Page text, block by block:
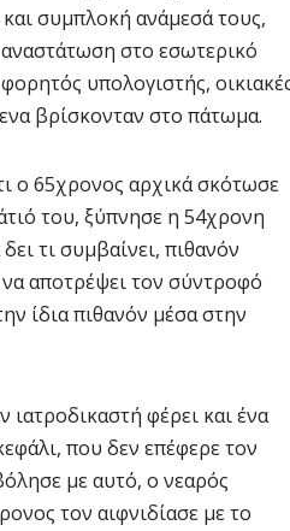
συμπλοκή ανάμεσά τους,
στο εσωτερικό
υπολογιστής,
βρίσκονταν στο πάτωμα.
ο 65χρονος αρχικά σκότωσε
του, ξύπνησε η 54χρονη
τι συμβαίνει, πιθανόν
αποτρέψει τον σύντροφό
ίδια πιθανόν μέσα στην
φέρει και ένα
που δεν επέφερε τον
με αυτό, ο νεαρός
τον αιφνιδίασε με το